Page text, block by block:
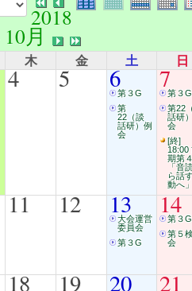
2018
月
木 金 土 日
4 5 6第３G
第
22（談
話研）例
会
7第３G
第22
話研
会
[終]
18:00
期第
「音
ら話
動へ
11 12 13
大会運営
委員会
第３G
14
第３G
第５
会
18 19 20 21